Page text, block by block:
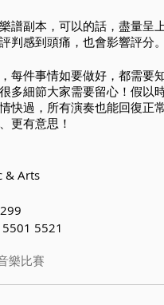
譜副本，可以的話，盡量呈
判感到頭痛，也會影響評分。
每件事情如要做好，都需要
多細節大家需要留心！假以
快過，所有演奏也能回復正
更有意思！
& Arts
5521
樂比賽